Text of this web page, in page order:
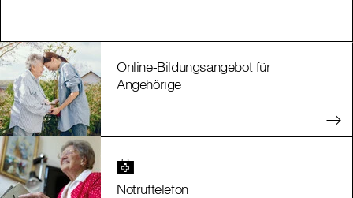
Online-Bildungsangebot für
Angehörige
Notruftelefon